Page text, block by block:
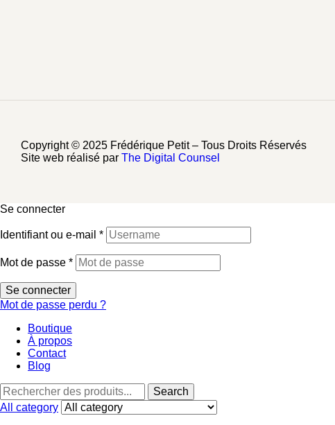
Copyright © 2025 Frédérique Petit – Tous Droits Réservés
Site web réalisé par The Digital Counsel
Se connecter
Identifiant ou e-mail *
Mot de passe *
Se connecter
Mot de passe perdu ?
Boutique
À propos
Contact
Blog
Search
All category